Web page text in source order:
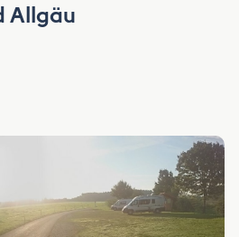
Allgäu